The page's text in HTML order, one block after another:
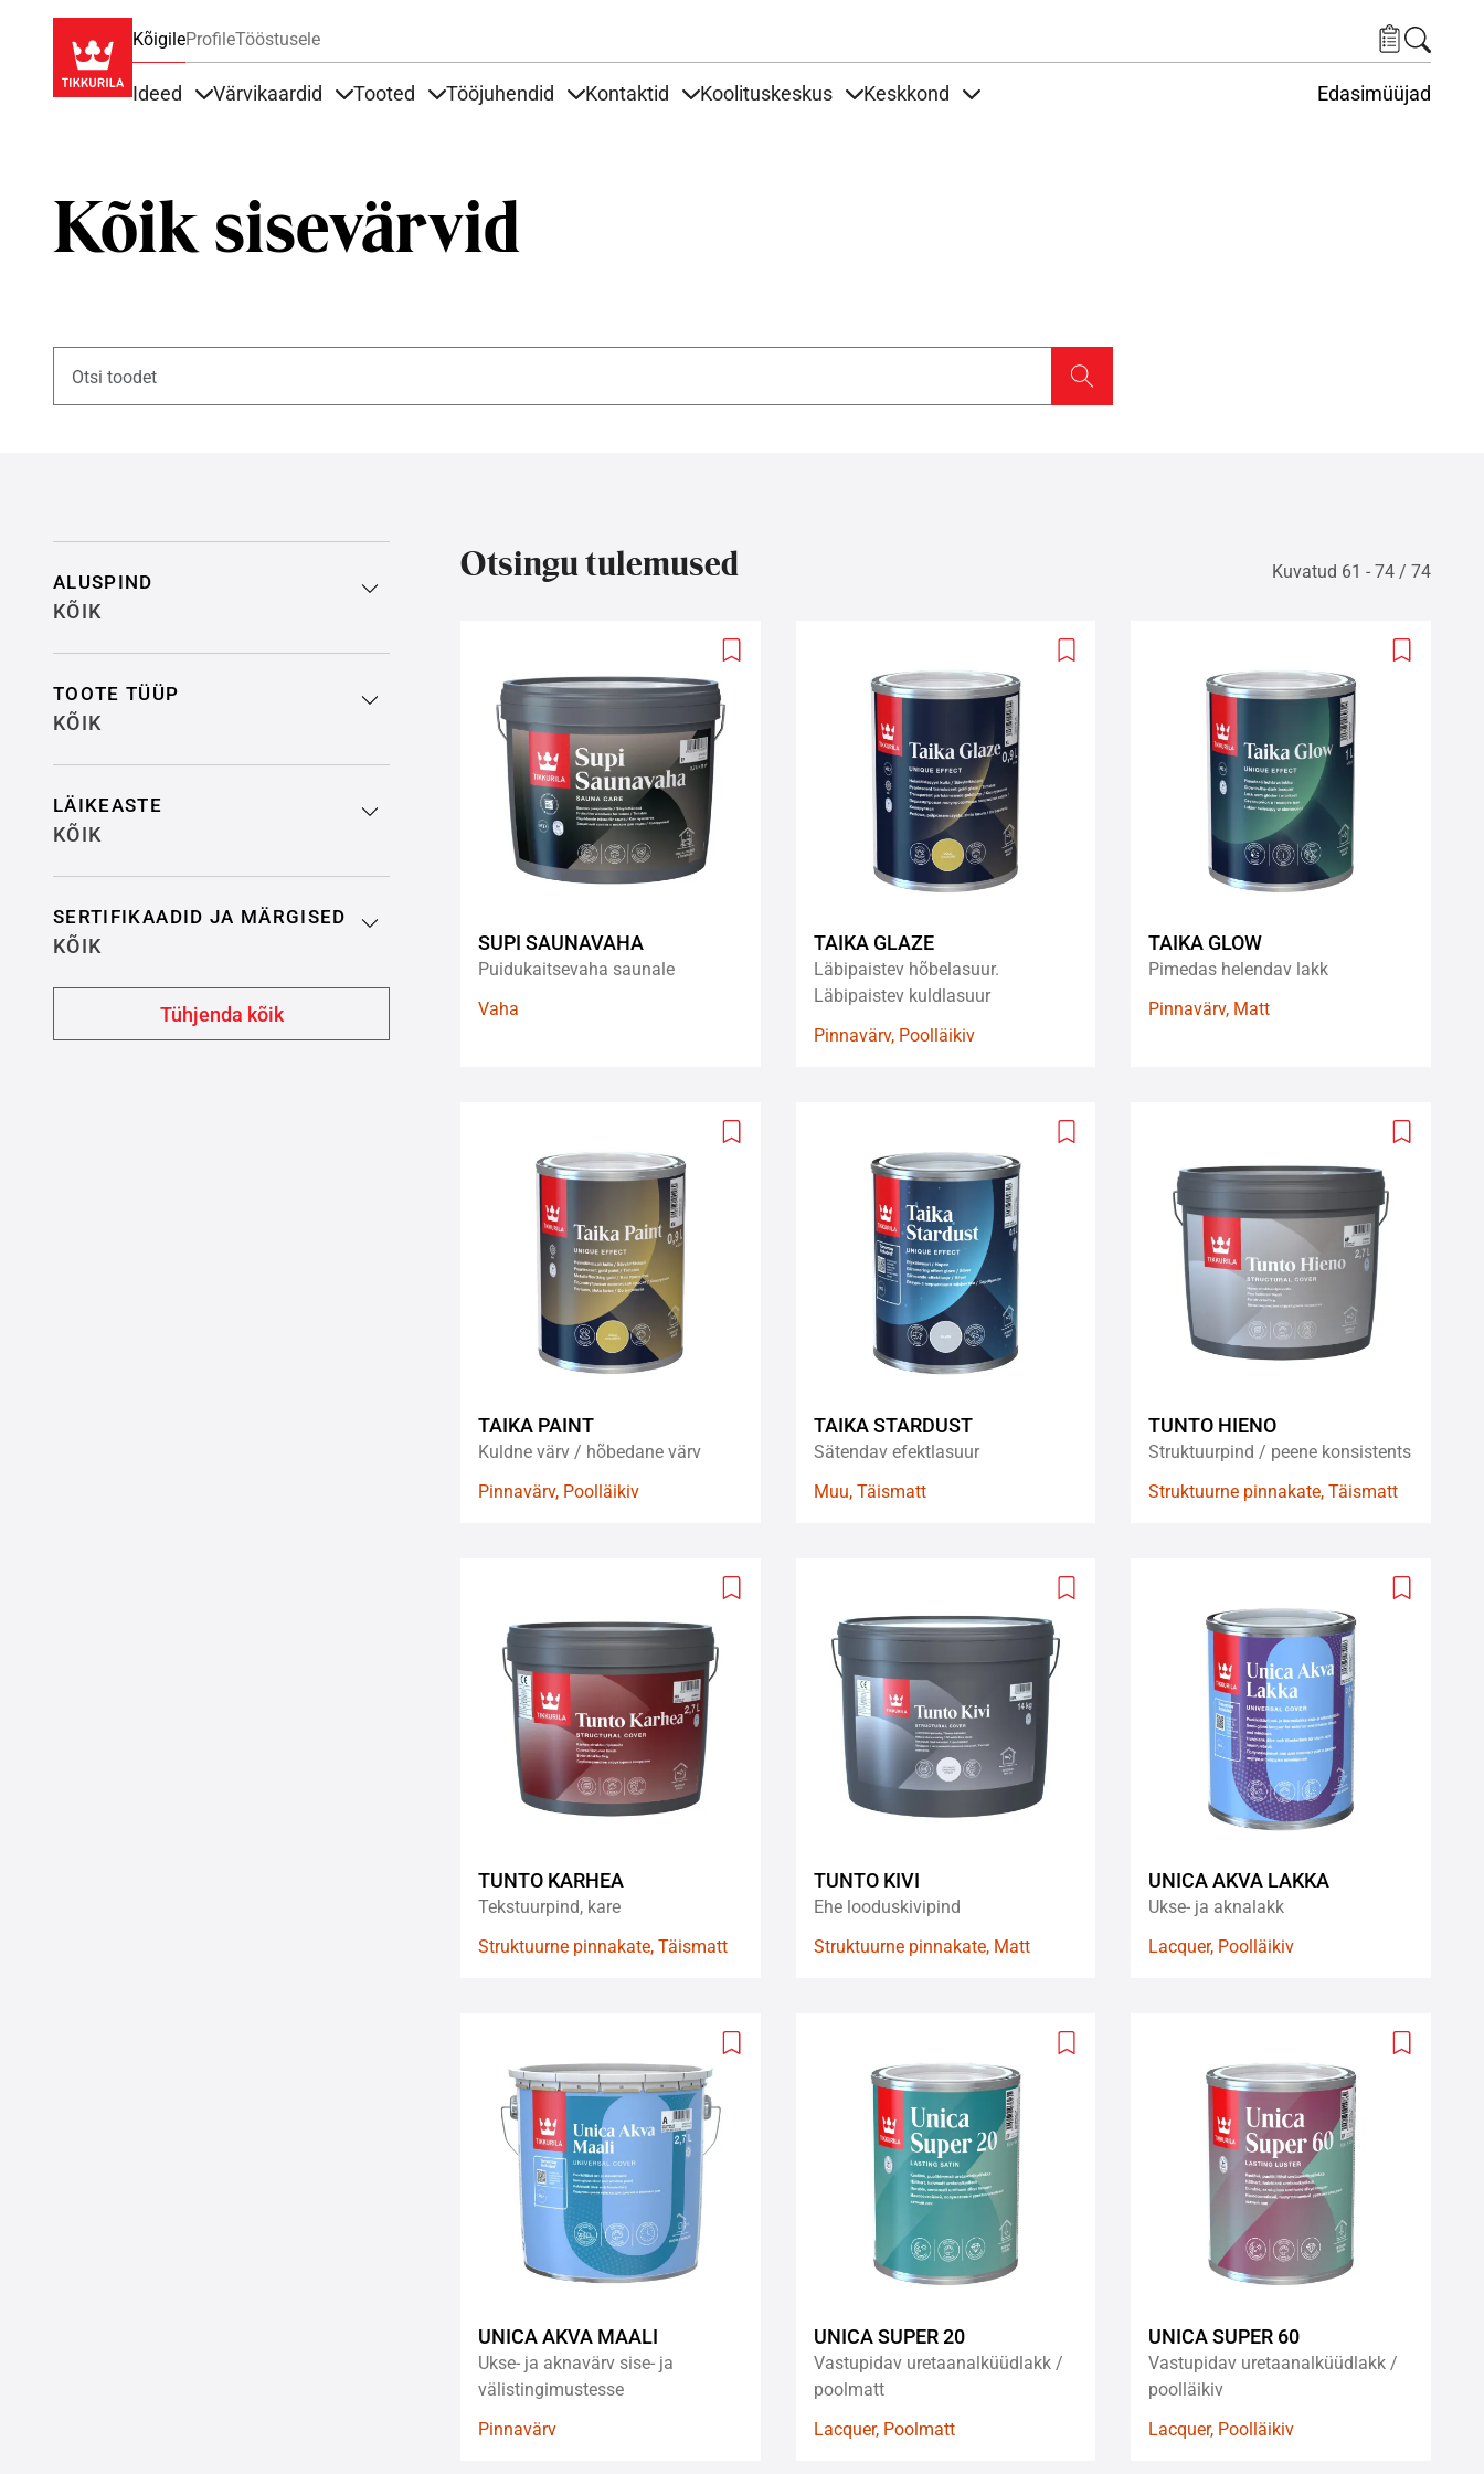
KõigileProfileTööstusele
Ideed Värvikaardid Tooted Tööjuhendid Kontaktid Koolituskeskus Keskkond Edasimüüjad
Kõik sisevärvid
ALUSPIND
KÕIK
TOOTE TÜÜP
KÕIK
LÄIKEASTE
KÕIK
SERTIFIKAADID JA MÄRGISED
KÕIK
Otsingu tulemused Kuvatud 61 - 74 / 74
Add
SUPI SAUNAVAHA
Puidukaitsevaha saunale
Vaha
Add
TAIKA GLAZE
Läbipaistev hõbelasuur.
Läbipaistev kuldlasuur
Pinnavärv, Poolläikiv
Add
TAIKA GLOW
Pimedas helendav lakk
Pinnavärv, Matt
Add
TAIKA PAINT
Kuldne värv / hõbedane värv
Pinnavärv, Poolläikiv
Add
TAIKA STARDUST
Sätendav efektlasuur
Muu, Täismatt
Add
TUNTO HIENO
Struktuurpind / peene konsistents
Struktuurne pinnakate, Täismatt
Add
TUNTO KARHEA
Tekstuurpind, kare
Struktuurne pinnakate, Täismatt
Add
TUNTO KIVI
Ehe looduskivipind
Struktuurne pinnakate, Matt
Add
UNICA AKVA LAKKA
Ukse- ja aknalakk
Lacquer, Poolläikiv
Add
UNICA AKVA MAALI
Ukse- ja aknavärv sise- ja
välistingimustesse
Pinnavärv
Add
UNICA SUPER 20
Vastupidav uretaanalküüdlakk /
poolmatt
Lacquer, Poolmatt
Add
UNICA SUPER 60
Vastupidav uretaanalküüdlakk /
poolläikiv
Lacquer, Poolläikiv